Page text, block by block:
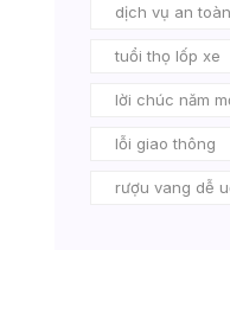
dịch vụ an
tuổi thọ lốp xe
lời chúc năm
lỗi giao thông
rượu vang dễ